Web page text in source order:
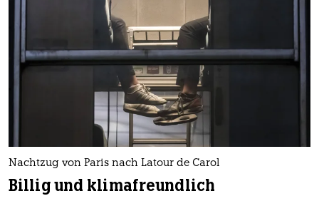
Nachtzug von Paris nach Latour de Carol
Billig und klimafreundlich